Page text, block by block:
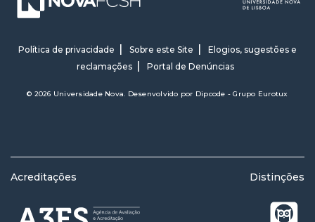
Política de privacidade Sobre este Site
Elogios, sugestões e
reclamações
Portal de Denúncias
© 2026 Universidade Nova. Desenvolvido por Dipcode - Grupo Eurotux
Acreditações Distinções